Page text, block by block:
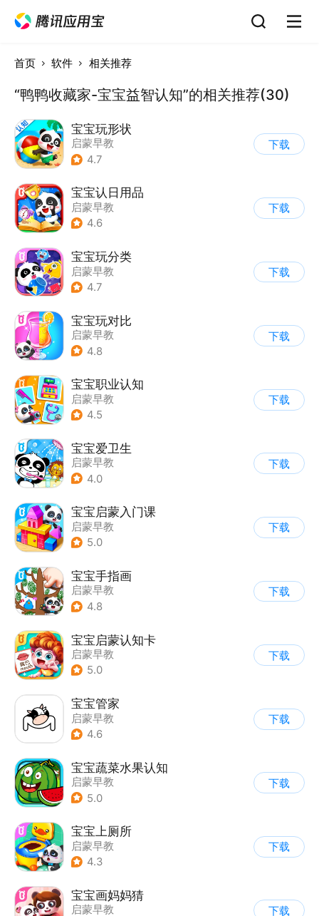
首页 软件 相关推荐
“鸭鸭收藏家-宝宝益智认知”的相关推荐(30)
宝宝玩形状
启蒙早教
4.7
下载
宝宝认日用品
启蒙早教
4.6
下载
宝宝玩分类
启蒙早教
4.7
下载
宝宝玩对比
启蒙早教
4.8
下载
宝宝职业认知
启蒙早教
4.5
下载
宝宝爱卫生
启蒙早教
4.0
下载
宝宝启蒙入门课
启蒙早教
5.0
下载
宝宝手指画
启蒙早教
4.8
下载
宝宝启蒙认知卡
启蒙早教
5.0
下载
宝宝管家
启蒙早教
4.6
下载
宝宝蔬菜水果认知
启蒙早教
5.0
下载
宝宝上厕所
启蒙早教
4.3
下载
宝宝画妈妈猜
启蒙早教
下载